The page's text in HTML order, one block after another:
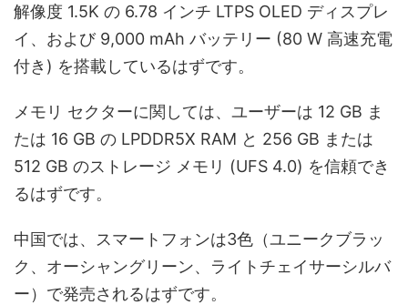
解像度 1.5K の 6.78 インチ LTPS OLED ディスプレ
イ、および 9,000 mAh バッテリー (80 W 高速充電
付き) を搭載しているはずです。
メモリ セクターに関しては、ユーザーは 12 GB ま
たは 16 GB の LPDDR5X RAM と 256 GB または
512 GB のストレージ メモリ (UFS 4.0) を信頼でき
るはずです。
中国では、スマートフォンは3色（ユニークブラッ
ク、オーシャングリーン、ライトチェイサーシルバ
ー）で発売されるはずです。